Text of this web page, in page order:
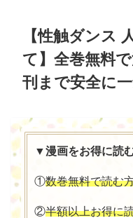
【性触ダンス
て】全巻無料
刊まで安全に
▼漫画をお得に読
①数巻無料で読む
②半額以上お得に